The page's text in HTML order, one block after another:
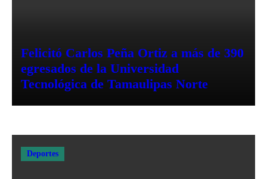
Felicitó Carlos Peña Ortiz a más de 390
egresados de la Universidad
Tecnológica de Tamaulipas Norte
Deportes